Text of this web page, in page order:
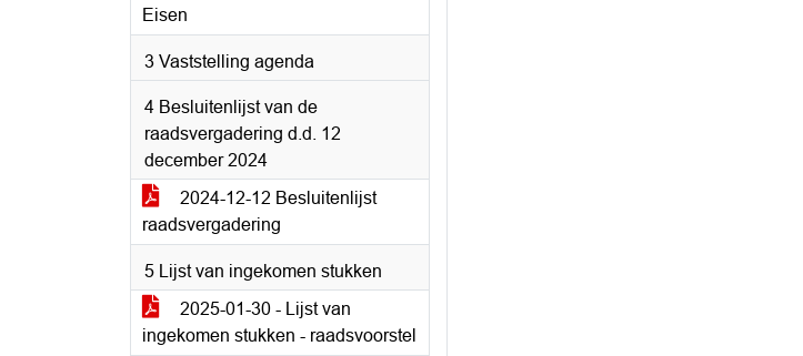
Eisen
3 Vaststelling agenda
4 Besluitenlijst van de
raadsvergadering d.d. 12
december 2024
2024-12-12 Besluitenlijst
raadsvergadering
5 Lijst van ingekomen stukken
2025-01-30 - Lijst van
ingekomen stukken - raadsvoorstel